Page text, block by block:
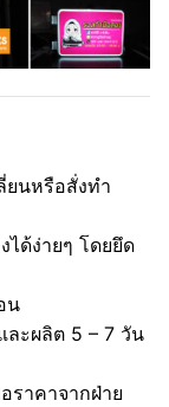
ยนหรือสั่งทำ
ได้ง่ายๆ โดยยึด
น
ละผลิต 5 – 7 วัน
ราคาจากฝ่าย